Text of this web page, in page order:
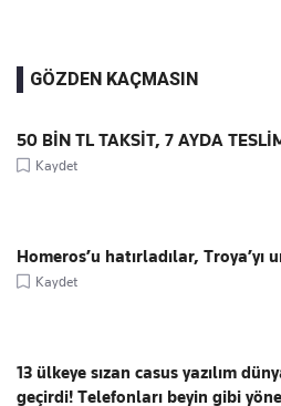
GÖZDEN KAÇMASIN
50 BİN TL TAKSİT, 7 AYDA
Kaydet
Homeros’u hatırladılar, Troya’yı
Kaydet
13 ülkeye sızan casus yazılım
geçirdi! Telefonları beyin gibi